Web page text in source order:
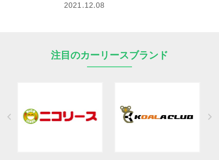
2021.12.08
注目のカーリースブランド